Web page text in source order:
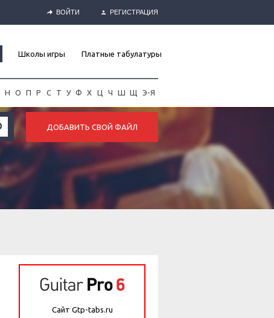
ВОЙТИ РЕГИСТРАЦИЯ
Школы игры Платные табулатуры
Н О П Р С Т У Ф Х Ц Ч Ш Щ Э-Я
ДОБАВИТЬ СВОЙ ФАЙЛ
Сайт Gtp-tabs.ru